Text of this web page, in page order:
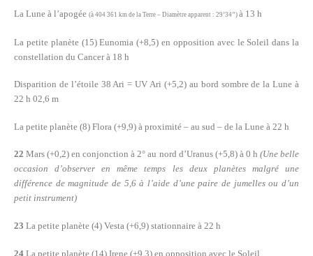
La Lune à l’apogée (à 404 361 km de la Terre – Diamètre apparent : 29’34’’) à 13 h
La petite planète (15) Eunomia (+8,5) en opposition avec le Soleil dans la
constellation du Cancer à 18 h
Disparition de l’étoile 38 Ari = UV Ari (+5,2) au bord sombre de la Lune à
22 h 02,6 m
La petite planète (8) Flora (+9,9) à proximité – au sud – de la Lune à 22 h
22 Mars (+0,2) en conjonction à 2° au nord d’Uranus (+5,8) à 0 h (Une belle
occasion d’observer en même temps les deux planètes malgré une
différence de magnitude de 5,6 à l’aide d’une paire de jumelles ou d’un
petit instrument)
23 La petite planète (4) Vesta (+6,9) stationnaire à 22 h
24 La petite planète (14) Irene (+9,3) en opposition avec le Soleil